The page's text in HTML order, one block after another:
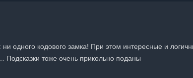
одного кодового замка! При этом интересные и
Подсказки тоже очень прикольно поданы